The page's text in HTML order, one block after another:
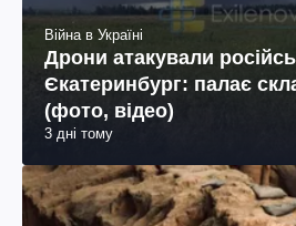
Війна в Україні
Дрони атакували
Єкатеринбург: палає
(фото, відео)
3 дні тому